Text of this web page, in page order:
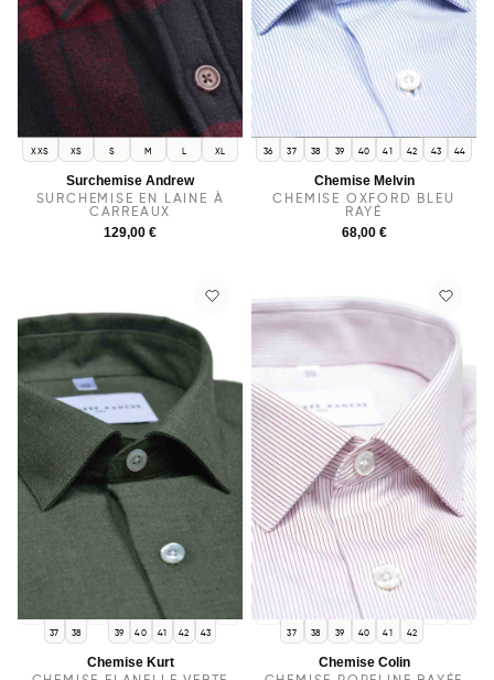
XXS XS S M L XL
Surchemise Andrew
SURCHEMISE EN LAINE À
CARREAUX
129,00 €
36 37 38 39 40 41 42 43 44
Chemise Melvin
CHEMISE OXFORD BLEU
RAYÉ
68,00 €
37 38 39 40 41 42 43
Chemise Kurt
37 38 39 40 41 42
43 44
Chemise Colin